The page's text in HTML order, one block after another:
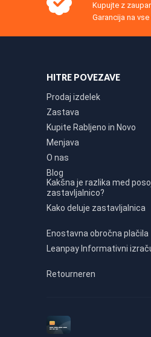
Kupujte z
Garancija na
HITRE POVEZAVE
Prodaj izdelek
Zastava
Kupite Rabljeno in Novo
Menjava
O nas
Blog
Kakšna je razlika med
zastavljalnico?
Kako deluje zastavljalnica
Enostavna obročna plačila
Leanpay Informativni
Retourneren